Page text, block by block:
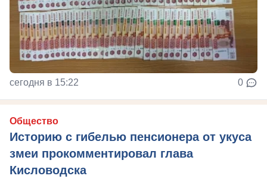
сегодня в 15:22 0
Общество
Историю с гибелью пенсионера от укуса
змеи прокомментировал глава
Кисловодска